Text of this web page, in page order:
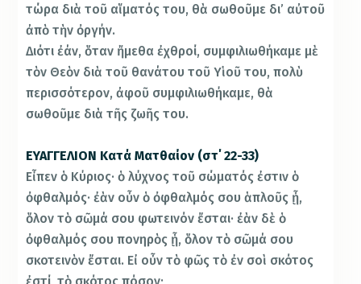
τώρα διὰ τοῦ αἵματός του, θὰ σωθοῦμε δι’ αὐτοῦ
ἀπὸ τὴν ὀργήν.
Διότι ἐάν, ὅταν ἤμεθα ἐχθροί, συμφιλιωθήκαμε μὲ
τὸν Θεὸν διὰ τοῦ θανάτου τοῦ Υἱοῦ του, πολὺ
περισσότερον, ἀφοῦ συμφιλιωθήκαμε, θὰ
σωθοῦμε διὰ τῆς ζωῆς του.
ΕΥΑΓΓΕΛΙΟΝ Κατά Ματθαίον (στ΄ 22-33)
Εἶπεν ὁ Κύριος· ὁ λύχνος τοῦ σώματός ἐστιν ὁ
ὀφθαλμός· ἐὰν οὖν ὁ ὀφθαλμός σου ἁπλοῦς ᾖ,
ὅλον τὸ σῶμά σου φωτεινόν ἔσται· ἐὰν δὲ ὁ
ὀφθαλμός σου πονηρὸς ᾖ, ὅλον τὸ σῶμά σου
σκοτεινὸν ἔσται. Εἰ οὖν τὸ φῶς τὸ ἐν σοὶ σκότος